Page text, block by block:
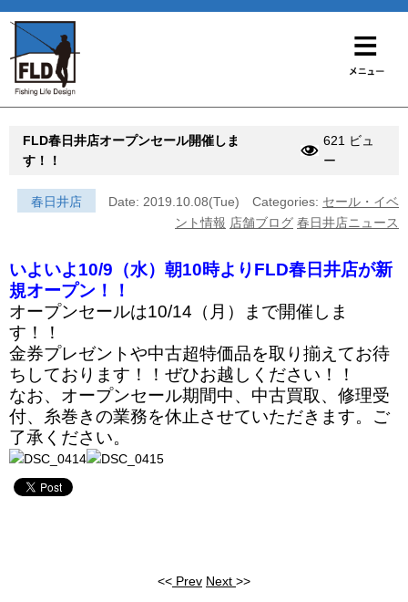
FLD春日井店オープンセール開催しま
す！！
621 ビュ
ー
春日井店 Date: 2019.10.08(Tue) Categories: セール・イベ
ント情報 店舗ブログ 春日井店ニュース
いよいよ10/9（水）朝10時よりFLD春日井店が新
規オープン！！
オープンセールは10/14（月）まで開催しま
す！！
金券プレゼントや中古超特価品を取り揃えてお待
ちしております！！ぜひお越しください！！
なお、オープンセール期間中、中古買取、修理受
付、糸巻きの業務を休止させていただきます。ご
了承ください。
<< Prev Next >>